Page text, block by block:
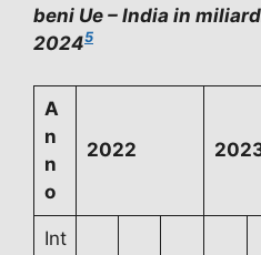
beni Ue – India in
20245
A
n
n
o
2022
Int